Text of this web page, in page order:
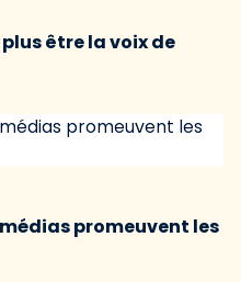
être la voix de
promeuvent les